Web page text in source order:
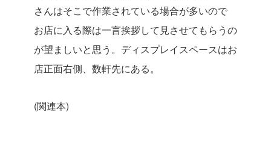
さんはそこで作業されている場合が多いので
お店に入る際は一言挨拶して見させてもらうの
が望ましいと思う。ディスプレイスペースはお
店正面右側、数軒先にある。
(関連本)